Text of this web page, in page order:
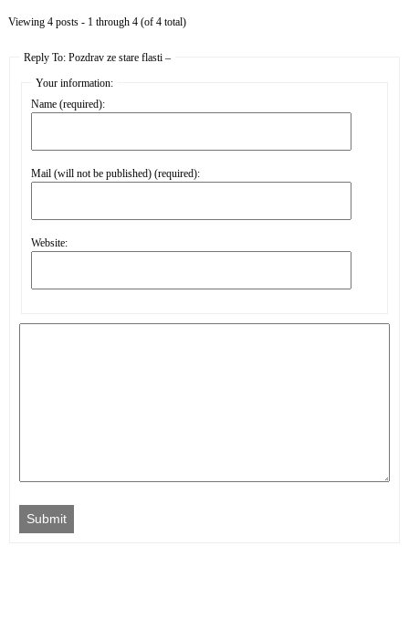
Viewing 4 posts - 1 through 4 (of 4 total)
Reply To: Pozdrav ze stare flasti –
Your information:
Name (required):
Mail (will not be published) (required):
Website:
Submit